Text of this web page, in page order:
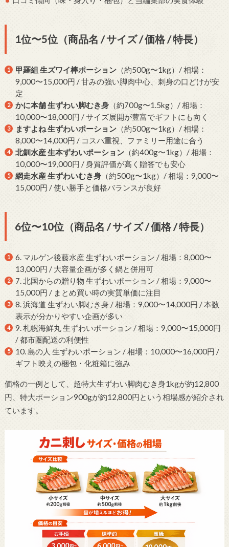
1位〜5位（商品名 / サイズ / 価格 / 特長）
甲羅組 生ズワイ棒ポーション （約500g〜1kg）/ 相場：
9,000〜15,000円 / 甘みの強い脚肉中心、刺身の口どけが安
定
かに本舗 生ずわい脚むき身 （約700g〜1.5kg）/ 相場：
10,000〜18,000円 / サイズ展開が豊富でギフトにも向く
ますよね 生ずわいポーション （約500g〜1kg）/ 相場：
8,000〜14,000円 / コスパ重視、ファミリー用途に合う
北釧水産 生本ずわいポーション （約400g〜1kg）/ 相場：
10,000〜19,000円 / 身質評価が高く贈答でも安心
網走水産 生ずわいむき身 （約500g〜1kg）/ 相場：9,000〜
15,000円 / 使い勝手と価格バランスが良好
6位〜10位（商品名 / サイズ / 価格 / 特長）
6. マルゲン後藤水産 生ずわいポーション / 相場：8,000〜
13,000円 / 大容量企画が多く鍋と併用可
7. 北国からの贈り物 生ずわいポーション / 相場：9,000〜
15,000円 / まとめ買い時の実質単価に注目
8. 浜海道 生ずわい脚むき身 / 相場：9,000〜14,000円 / 本数
表示が分かりやすい企画が多い
9. 札幌海鮮丸 生ずわいポーション / 相場：9,000〜15,000円
/ 都市圏配送の利便性
10. 島の人 生ずわいポーション / 相場：10,000〜16,000円 /
ギフト映えの梱包・化粧箱に強み
価格の一例として、超特大生ずわい脚肉むき身1kgが約12,800
円、特大ポーション900gが約12,800円という相場感が紹介され
ています。